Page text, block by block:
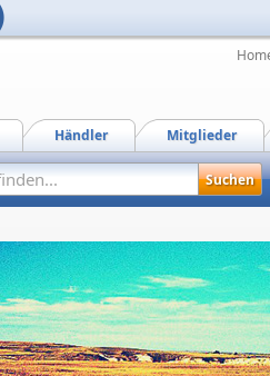
Mitglieder
Händler